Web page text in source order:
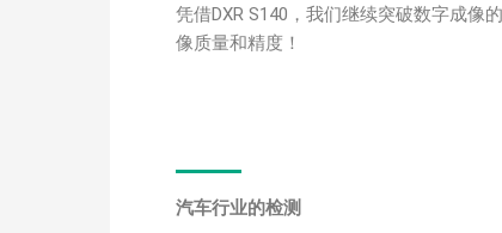
凭借DXR S140，我们继续突破数字成像
像质量和精度！
汽车行业的检测